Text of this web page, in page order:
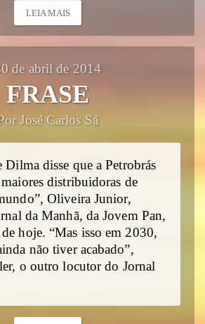
LEIA MAIS
de abril de 2014
FRASE
José Carlos Sá
Dilma disse que a Petrobrás
maiores distribuidoras de
Oliveira Junior,
da Manhã, da Jovem Pan,
hoje. “Mas isso em 2030,
não tiver acabado”,
o outro locutor do Jornal